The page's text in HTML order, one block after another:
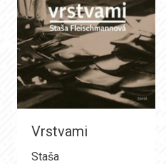
Vrstvami
Staša